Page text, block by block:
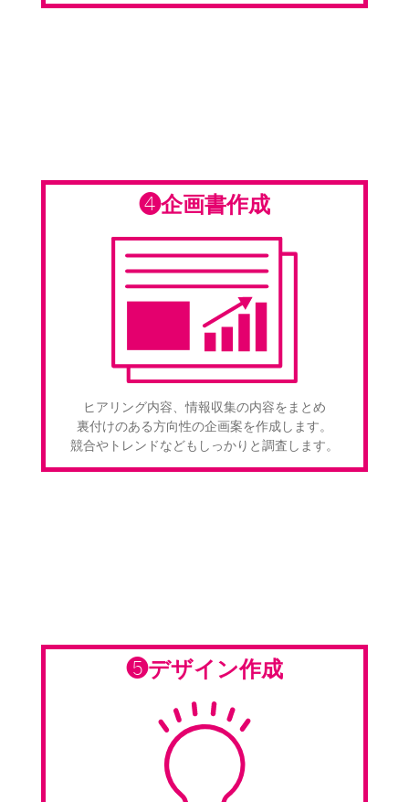
❹企画書作成
ヒアリング内容、情報収集の内容をまとめ
裏付けのある方向性の企画案を作成します。
競合やトレンドなどもしっかりと調査します。
❺デザイン作成